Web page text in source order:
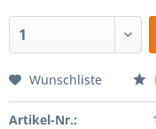
Wunschliste
Artikel-Nr.: